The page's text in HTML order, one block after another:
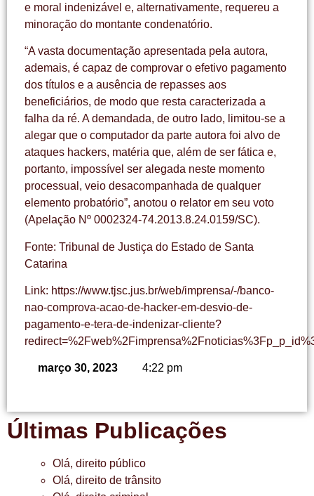
e moral indenizável e, alternativamente, requereu a
minoração do montante condenatório.
“A vasta documentação apresentada pela autora,
ademais, é capaz de comprovar o efetivo pagamento
dos títulos e a ausência de repasses aos
beneficiários, de modo que resta caracterizada a
falha da ré. A demandada, de outro lado, limitou-se a
alegar que o computador da parte autora foi alvo de
ataques hackers, matéria que, além de ser fática e,
portanto, impossível ser alegada neste momento
processual, veio desacompanhada de qualquer
elemento probatório”, anotou o relator em seu voto
(Apelação Nº 0002324-74.2013.8.24.0159/SC).
Fonte: Tribunal de Justiça do Estado de Santa
Catarina
Link: https://www.tjsc.jus.br/web/imprensa/-/banco-
nao-comprova-acao-de-hacker-em-desvio-de-
pagamento-e-tera-de-indenizar-cliente?
março 30, 2023 4:22 pm
Últimas Publicações
Olá, direito público
Olá, direito de trânsito